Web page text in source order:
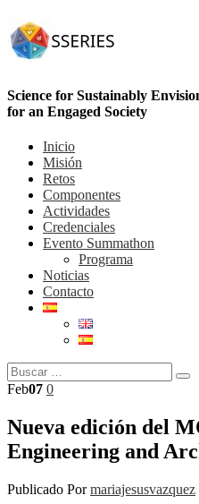
Science for Sustainably
for an Engaged Society
Inicio
Misión
Retos
Componentes
Actividades
Credenciales
Evento Summathon
Programa
Noticias
Contacto
Feb07 0
Nueva edición del
Engineering and
Publicado Pormariajesusvazquez